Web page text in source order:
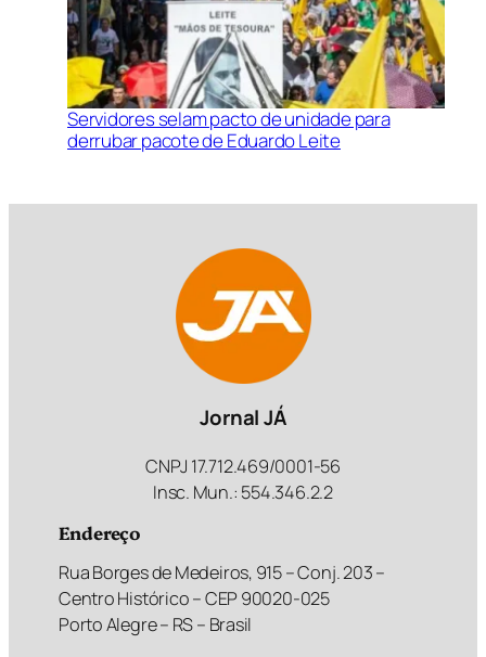
Servidores selam pacto de unidade para
derrubar pacote de Eduardo Leite
Jornal JÁ
CNPJ 17.712.469/0001-56
Insc. Mun.: 554.346.2.2
Endereço
Rua Borges de Medeiros, 915 – Conj. 203 –
Centro Histórico – CEP 90020-025
Porto Alegre – RS – Brasil